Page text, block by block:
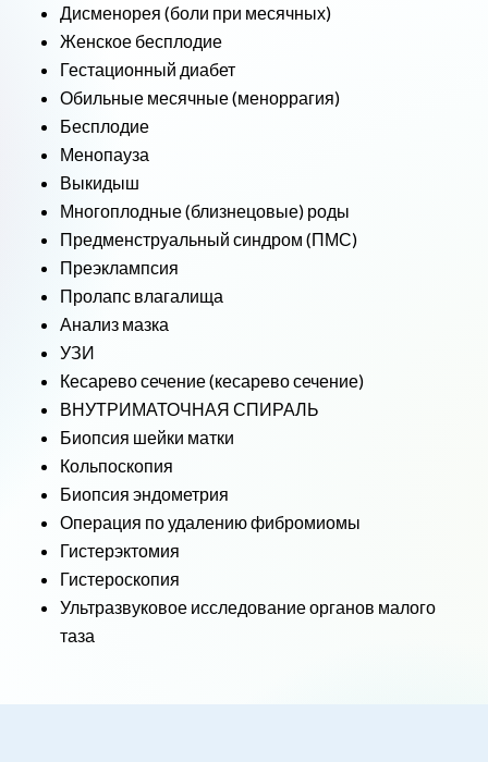
Дисменорея (боли при месячных)
Женское бесплодие
Гестационный диабет
Обильные месячные (меноррагия)
Бесплодие
Менопауза
Выкидыш
Многоплодные (близнецовые) роды
Предменструальный синдром (ПМС)
Преэклампсия
Пролапс влагалища
Анализ мазка
УЗИ
Кесарево сечение (кесарево сечение)
ВНУТРИМАТОЧНАЯ СПИРАЛЬ
Биопсия шейки матки
Кольпоскопия
Биопсия эндометрия
Операция по удалению фибромиомы
Гистерэктомия
Гистероскопия
Ультразвуковое исследование органов малого
таза